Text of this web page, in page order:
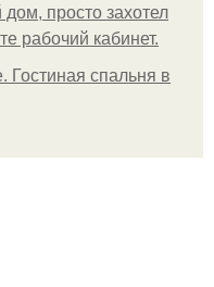
просто захотел
рабочий кабинет.
Гостиная спальня в